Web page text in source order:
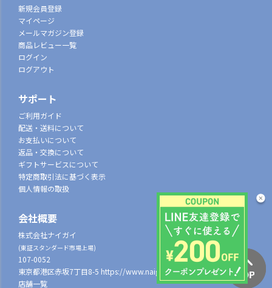
新規会員登録
マイページ
メールマガジン登録
商品レビュー一覧
ログイン
ログアウト
サポート
ご利用ガイド
配送・送料について
お支払いについて
返品・交換について
ギフトサービスについて
特定商取引法に基づく表示
個人情報の取扱
会社概要
株式会社ナイガイ
(東証スタンダード市場上場)
107-0052
東京都港区赤坂7丁目8-5 https://www.naigai.co.jp/corp/
店舗一覧